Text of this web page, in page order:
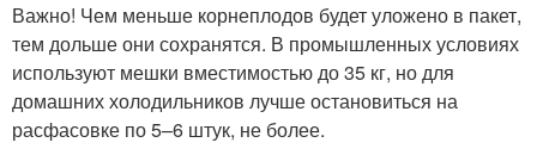
Важно! Чем меньше корнеплодов будет уложено в пакет,
тем дольше они сохранятся. В промышленных условиях
используют мешки вместимостью до 35 кг, но для
домашних холодильников лучше остановиться на
расфасовке по 5–6 штук, не более.